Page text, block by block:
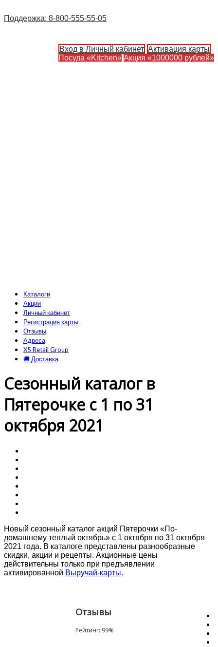
Поддержка: 8-800-555-55-05
Вход в Личный кабинет Активация карты
Посуда «Kitchen» Акция «1000000 рублей»
Каталоги
Акции
Личный кабинет
Регистрация карты
Отзывы
Адреса
X5 Retail Group
🚚 Доставка
Сезонный каталог в
Пятерочке с 1 по 31
октября 2021
Новый сезонный каталог акций Пятерочки «По-
домашнему теплый октябрь» с 1 октября по 31 октября
2021 года. В каталоге представлены разнообразные
скидки, акции и рецепты. Акционные цены
действительны только при предъявлении
активированной Выручай-карты.
Отзывы
Рейтинг: 99%